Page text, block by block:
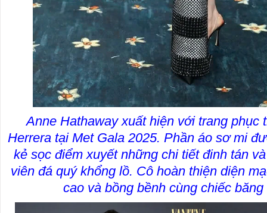
Anne Hathaway xuất hiện với trang phục
Herrera tại Met Gala 2025. Phần áo sơ mi
kẻ sọc điểm xuyết những chi tiết đinh tán
viên đá quý khổng lồ. Cô hoàn thiện diện
cao và bồng bềnh cùng chiếc